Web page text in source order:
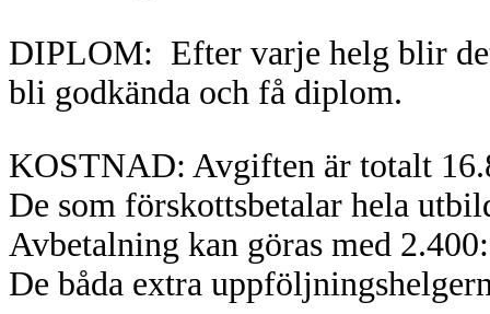
DIPLOM: Efter varje helg blir
bli godkända och få diplom.
KOSTNAD: Avgiften är totalt
De som förskottsbetalar hela
Avbetalning kan göras med
De båda extra